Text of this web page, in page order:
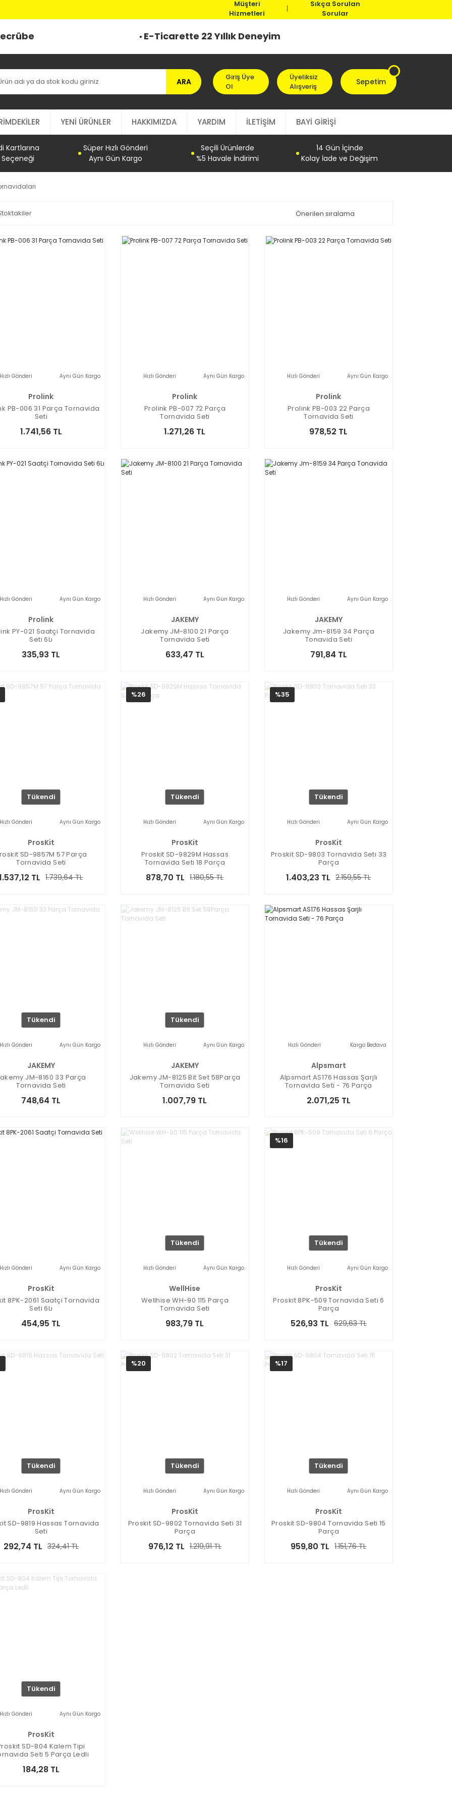
Müşteri
Hizmetleri
Sıkça Sorulan
Sorular
E-Ticarette 22 Yıllık Deneyim
ARA
Giriş Üye
Ol
Üyeliksiz
Alışveriş
Sepetim
YENİ ÜRÜNLER HAKKIMIZDA YARDIM İLETİŞİM BAYİ GİRİŞİ
Kartlarına
Süper Hızlı Gönderi
Aynı Gün Kargo
Seçili Ürünlerde
%5 Havale İndirimi
14 Gün İçinde
Kolay İade ve Değişim
Hızlı Gönderi Aynı Gün Kargo
Prolink
PB-006 31 Parça Tornavida
Seti
1.741,56 TL
Hızlı Gönderi Aynı Gün Kargo
Prolink
Prolink PB-007 72 Parça
Tornavida Seti
1.271,26 TL
Hızlı Gönderi Aynı Gün Kargo
Prolink
Prolink PB-003 22 Parça
Tornavida Seti
978,52 TL
Hızlı Gönderi Aynı Gün Kargo
Prolink
PY-021 Saatçi Tornavida
Seti 6Lı
335,93 TL
Hızlı Gönderi Aynı Gün Kargo
JAKEMY
Jakemy JM-8100 21 Parça
Tornavida Seti
633,47 TL
Hızlı Gönderi Aynı Gün Kargo
JAKEMY
Jakemy Jm-8159 34 Parça
Tonavida Seti
791,84 TL
Tükendi
Hızlı Gönderi Aynı Gün Kargo
ProsKit
SD-9857M 57 Parça
Tornavida Seti
TL 1.739,64 TL
%26
Tükendi
Hızlı Gönderi Aynı Gün Kargo
ProsKit
Proskit SD-9829M Hassas
Tornavida Seti 18 Parça
878,70 TL 1.180,55 TL
%35
Tükendi
Hızlı Gönderi Aynı Gün Kargo
ProsKit
Proskit SD-9803 Tornavida Seti 33
Parça
1.403,23 TL 2.159,55 TL
Tükendi
Hızlı Gönderi Aynı Gün Kargo
JAKEMY
JM-8160 33 Parça
Tornavida Seti
748,64 TL
Tükendi
Hızlı Gönderi Aynı Gün Kargo
JAKEMY
Jakemy JM-8125 Bit Set 58Parça
Tornavida Seti
1.007,79 TL
Hızlı Gönderi Kargo Bedava
Alpsmart
Alpsmart AS176 Hassas Şarjlı
Tornavida Seti - 76 Parça
2.071,25 TL
Hızlı Gönderi Aynı Gün Kargo
ProsKit
8PK-2061 Saatçi Tornavida
Seti 6Lı
454,95 TL
Tükendi
Hızlı Gönderi Aynı Gün Kargo
WellHise
Wellhise WH-90 115 Parça
Tornavida Seti
983,79 TL
%16
Tükendi
Hızlı Gönderi Aynı Gün Kargo
ProsKit
Proskit 8PK-509 Tornavida Seti 6
Parça
526,93 TL 629,63 TL
Tükendi
Hızlı Gönderi Aynı Gün Kargo
ProsKit
SD-9819 Hassas Tornavida
Seti
292,74 TL 324,41 TL
%20
Tükendi
Hızlı Gönderi Aynı Gün Kargo
ProsKit
Proskit SD-9802 Tornavida Seti 31
Parça
976,12 TL 1.219,91 TL
%17
Tükendi
Hızlı Gönderi Aynı Gün Kargo
ProsKit
Proskit SD-9804 Tornavida Seti 15
Parça
959,80 TL 1.151,76 TL
Tükendi
Hızlı Gönderi Aynı Gün Kargo
ProsKit
SD-804 Kalem Tipi
Seti 5 Parça Ledli
184,28 TL